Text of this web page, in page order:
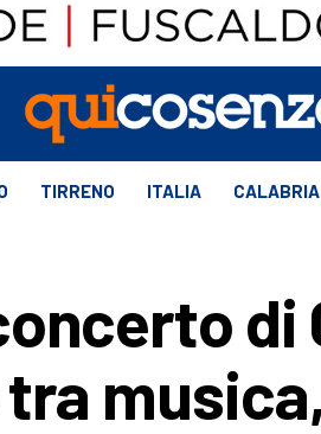
TIRRENO ITALIA CALABRIA
di